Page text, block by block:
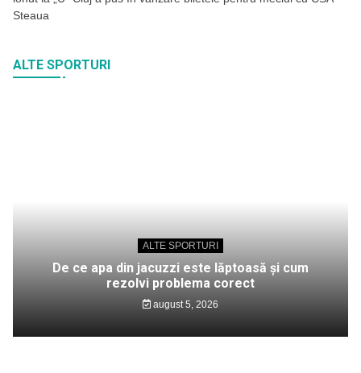
Steaua
ALTE SPORTURI
ALTE SPORTURI
De ce apa din jacuzzi este lăptoasă și cum
rezolvi problema corect
august 5, 2026